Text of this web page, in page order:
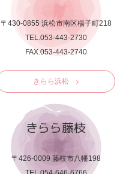
〒430-0855 浜松市南区楊子町218
TEL.053-443-2730
FAX.053-443-2740
きらら浜松
きらら藤枝
〒426-0009 藤枝市八幡198